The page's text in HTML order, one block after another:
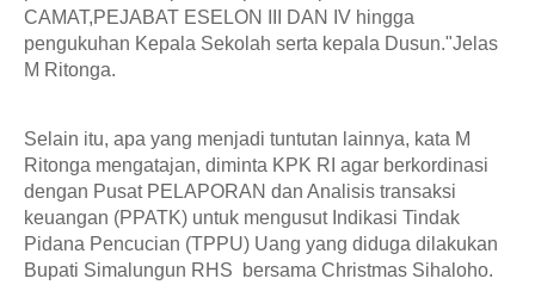
CAMAT,PEJABAT ESELON III DAN IV hingga
pengukuhan Kepala Sekolah serta kepala Dusun."Jelas
M Ritonga.
Selain itu, apa yang menjadi tuntutan lainnya, kata M
Ritonga mengatajan, diminta KPK RI agar berkordinasi
dengan Pusat PELAPORAN dan Analisis transaksi
keuangan (PPATK) untuk mengusut Indikasi Tindak
Pidana Pencucian (TPPU) Uang yang diduga dilakukan
Bupati Simalungun RHS  bersama Christmas Sihaloho.